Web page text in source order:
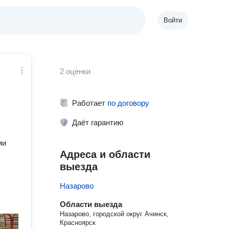
Войти
2 оценки
Работает по договору
Даёт гарантию
Адреса и области
выезда
Назарово
Области выезда
Назарово, городской округ Ачинск,
Красноярск